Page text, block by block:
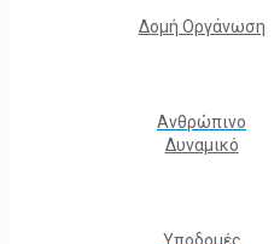
Δομή Οργάνωση
Ανθρώπινο
Δυναμικό